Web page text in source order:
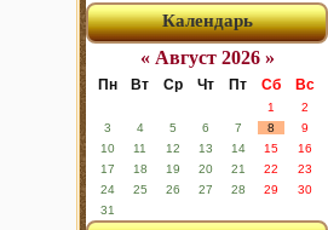
Календарь
« Август 2026 »
Пн Вт Ср Чт Пт Сб Вс
1
2
3
4 5 6 7 8
9
10
11 12 13 14 15
16
17
18 19 20 21 22
23
24
25 26 27 28 29
30
31